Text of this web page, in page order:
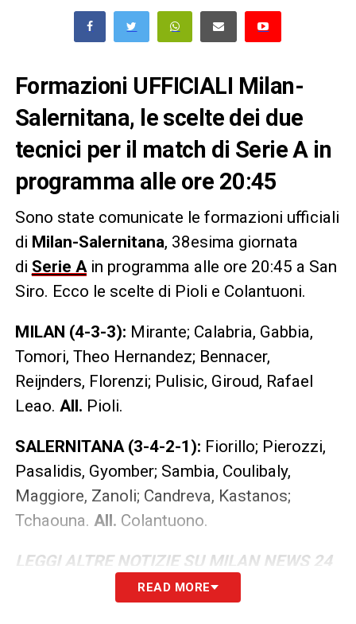
Formazioni UFFICIALI Milan-
Salernitana, le scelte dei due
tecnici per il match di Serie A in
programma alle ore 20:45
Sono state comunicate le formazioni ufficiali
di Milan-Salernitana, 38esima giornata
di Serie Ain programma alle ore 20:45 a San
Siro. Ecco le scelte di Pioli e Colantuoni.
MILAN (4-3-3): Mirante; Calabria, Gabbia,
Tomori, Theo Hernandez; Bennacer,
Reijnders, Florenzi; Pulisic, Giroud, Rafael
Leao. All. Pioli.
SALERNITANA (3-4-2-1): Fiorillo; Pierozzi,
Pasalidis, Gyomber; Sambia, Coulibaly,
Maggiore, Zanoli; Candreva, Kastanos;
Tchaouna. All. Colantuono.
LEGGI ALTRE NOTIZIE SU MILAN NEWS 24
READ MORE